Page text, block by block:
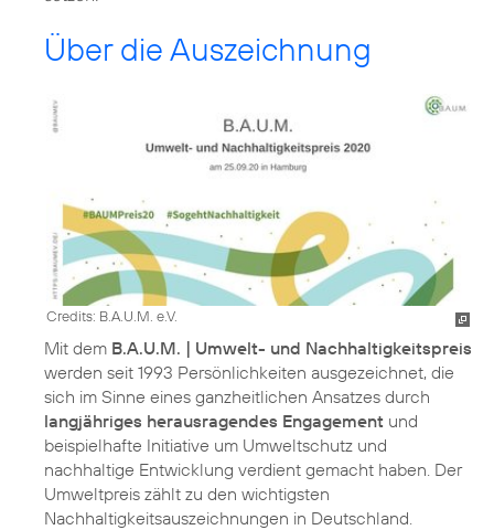
Über die Auszeichnung
Credits: B.A.U.M. e.V.
Mit dem B.A.U.M. | Umwelt- und Nachhaltigkeitspreis
werden seit 1993 Persönlichkeiten ausgezeichnet, die
sich im Sinne eines ganzheitlichen Ansatzes durch
langjähriges herausragendes Engagement und
beispielhafte Initiative um Umweltschutz und
nachhaltige Entwicklung verdient gemacht haben. Der
Umweltpreis zählt zu den wichtigsten
Nachhaltigkeitsauszeichnungen in Deutschland.